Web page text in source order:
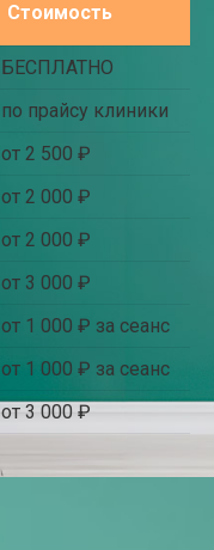
Стоимость
БЕСПЛАТНО
по прайсу клиники
от 2 500 ₽
от 2 000 ₽
от 2 000 ₽
от 3 000 ₽
от 1 000 ₽ за сеанс
от 1 000 ₽ за сеанс
от 3 000 ₽